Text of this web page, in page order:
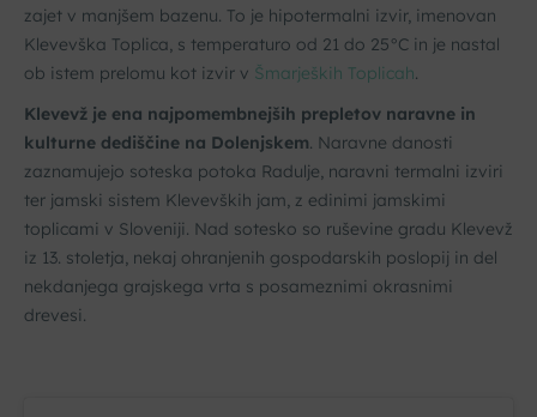
zajet v manjšem bazenu. To je hipotermalni izvir, imenovan
Klevevška Toplica, s temperaturo od 21 do 25°C in je nastal
ob istem prelomu kot izvir v Šmarjeških Toplicah.
Klevevž je ena najpomembnejših prepletov naravne in
kulturne dediščine na Dolenjskem. Naravne danosti
zaznamujejo soteska potoka Radulje, naravni termalni izviri
ter jamski sistem Klevevških jam, z edinimi jamskimi
toplicami v Sloveniji. Nad sotesko so ruševine gradu Klevevž
iz 13. stoletja, nekaj ohranjenih gospodarskih poslopij in del
nekdanjega grajskega vrta s posameznimi okrasnimi
drevesi.